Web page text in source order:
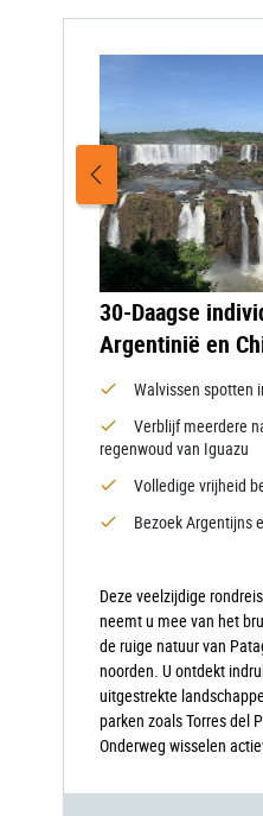
30-Daagse
Argentinië en
Walvissen spotten
Verblijf meerdere
regenwoud van Iguazu
Volledige vrijheid
Bezoek Argentijns
Deze veelzijdige
neemt u mee van het
de ruige natuur van
noorden. U ontdekt
uitgestrekte
parken zoals Torres del
Onderweg wisselen